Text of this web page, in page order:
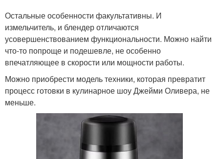
Остальные особенности факультативны. И
измельчитель, и блендер отличаются
усовершенствованием функциональности. Можно найти
что-то попроще и подешевле, не особенно
впечатляющее в скорости или мощности работы.
Можно приобрести модель техники, которая превратит
процесс готовки в кулинарное шоу Джейми Оливера, не
меньше.